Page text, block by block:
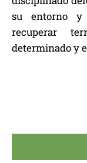
su entorno y
recuperar
determinado y